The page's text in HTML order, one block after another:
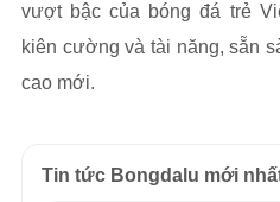
vượt bậc của bóng đá trẻ
kiên cường và tài năng, sẵn
cao mới.
Tin tức Bongdalu mới